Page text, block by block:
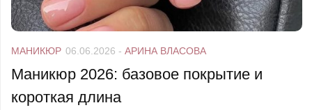
МАНИКЮР 06.06.2026 - АРИНА ВЛАСОВА
Маникюр 2026: базовое покрытие и
короткая длина